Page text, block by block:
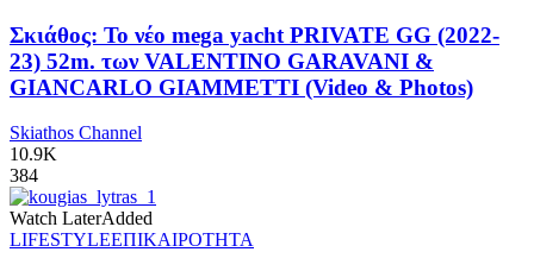
Σκιάθος: Το νέο mega yacht PRIVATE GG (2022-
23) 52m. των VALENTINO GARAVANI &
GIANCARLO GIAMMETTI (Video & Photos)
Skiathos Channel
10.9K
384
Watch LaterAdded
LIFESTYLEΕΠΙΚΑΙΡΟΤΗΤΑ